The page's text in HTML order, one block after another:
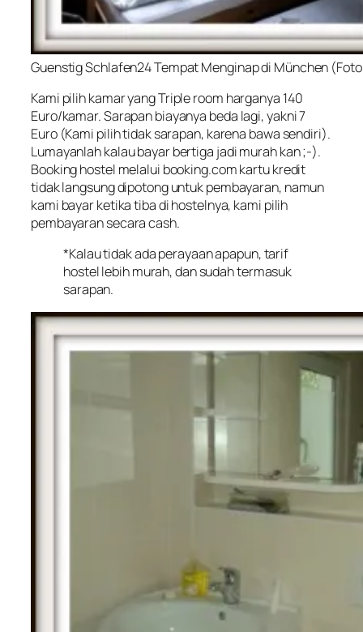
Guenstig Schlafen24 Tempat Menginap di München
Kami pilih kamar yangTriple room harganya 140
Euro/kamar. Sarapan biayanya beda lagi, yakni 7
Euro (Kami pilih tidak sarapan, karena bawa sendiri).
Lumayanlah kalau bayar bertiga jadi murah kan ;-).
Booking hostel melalui booking.com kartu kredit
tidak langsung dipotong untuk pembayaran, namun
kami bayar ketika tiba di hostelnya, kami pilih
pembayaran secara cash.
*Kalau tidak ada perayaan apapun, tarif
hostel lebih murah, dan sudah termasuk
sarapan.